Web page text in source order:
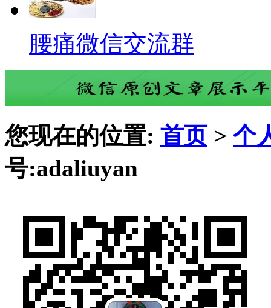
腰痛微信交流群
您现在的位置: 首页 > 个
号:adaliuyan